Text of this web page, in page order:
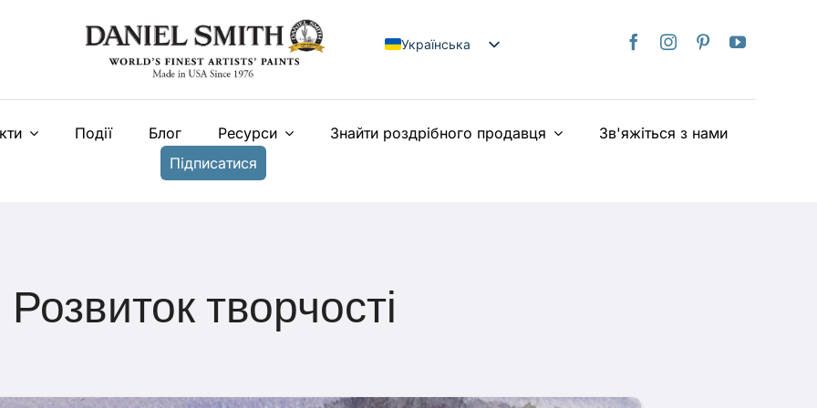
Українська
日本語
Français
Події Блог Ресурси Знайти роздрібного продавця
Зв'яжіться з нами
Підписатися
Розвиток творчості